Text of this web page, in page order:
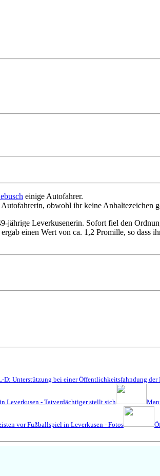
einige Autofahrer.
obwohl ihr keine Anhaltezeichen
jährige Leverkusenerin. Sofort fiel den
einen Wert von ca. 1,2 Promille, so dass
D: Unterstützung bei einer Öffentlichkeitsfahndung
Leverkusen - Tatverdächtiger stellt sich
vor Fußballspiel in Leverkusen - Fotos